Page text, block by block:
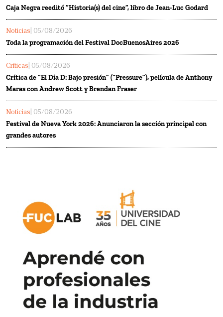
Caja Negra reeditó “Historia(s) del cine”, libro de Jean-Luc Godard
Noticias | 05/08/2026
Toda la programación del Festival DocBuenosAires 2026
Críticas | 05/08/2026
Crítica de “El Día D: Bajo presión” (“Pressure”), película de Anthony
Maras con Andrew Scott y Brendan Fraser
Noticias | 05/08/2026
Festival de Nueva York 2026: Anunciaron la sección principal con
grandes autores